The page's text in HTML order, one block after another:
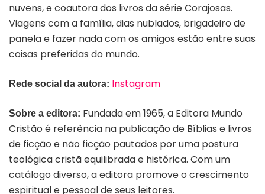
nuvens, e coautora dos livros da série Corajosas.
Viagens com a família, dias nublados, brigadeiro de
panela e fazer nada com os amigos estão entre suas
coisas preferidas do mundo.
Rede social da autora: Instagram
Sobre a editora: Fundada em 1965, a Editora Mundo
Cristão é referência na publicação de Bíblias e livros
de ficção e não ficção pautados por uma postura
teológica cristã equilibrada e histórica. Com um
catálogo diverso, a editora promove o crescimento
espiritual e pessoal de seus leitores.